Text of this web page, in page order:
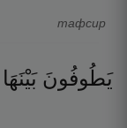
тафсир
يَطُوفُونَ بَيْنَهَا